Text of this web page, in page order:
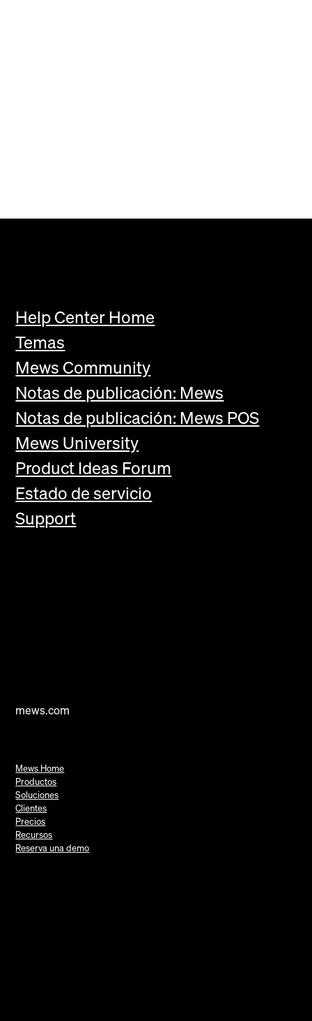
Help Center Home
Temas
Mews Community
Notas de publicación: Mews
Notas de publicación: Mews POS
Mews University
Product Ideas Forum
Estado de servicio
Support
mews.com
Mews Home
Productos
Soluciones
Clientes
Precios
Recursos
Reserva una demo